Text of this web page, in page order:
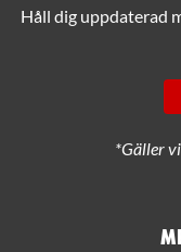
Håll dig uppdaterad
*Gäller